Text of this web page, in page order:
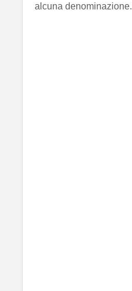
alcuna denominazione.